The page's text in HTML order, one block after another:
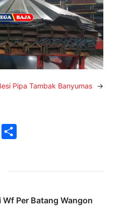
Pipa Tambak Banyumas →
Wf Per Batang Wangon